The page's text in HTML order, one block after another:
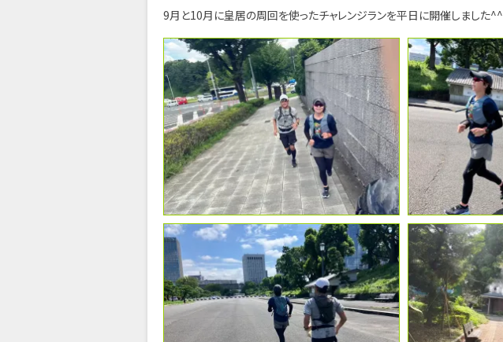
9月と10月に皇居の周回を使ったチャレンジランを平日に開催しました^^